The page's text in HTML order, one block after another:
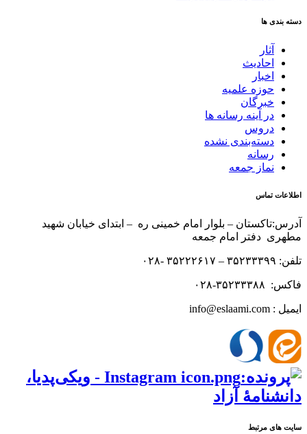
دسته بندی ها
آثار
احادیث
اخبار
حوزه علمیه
خبرگان
در آینه رسانه ها
دروس
دسته‌بندی نشده
رسانه
نماز جمعه
اطلاعات تماس
آدرس:تاکستان – بلوار امام خمینی ره – ابتدای خیابان شهید
مطهری دفتر امام جمعه
تلفن: ۳۵۲۳۳۳۹۹ – ۳۵۲۲۲۶۱۷ -۰۲۸
فاکس: ۳۵۲۳۳۳۸۸-۰۲۸
ایمیل : info@eslaami.com
سایت های مرتبط